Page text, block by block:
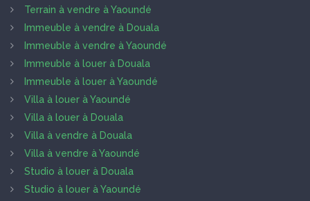
Terrain à vendre à Yaoundé
Immeuble à vendre à Douala
Immeuble à vendre à Yaoundé
Immeuble à louer à Douala
Immeuble à louer à Yaoundé
Villa à louer à Yaoundé
Villa à louer à Douala
Villa à vendre à Douala
Villa à vendre à Yaoundé
Studio à louer à Douala
Studio à louer à Yaoundé